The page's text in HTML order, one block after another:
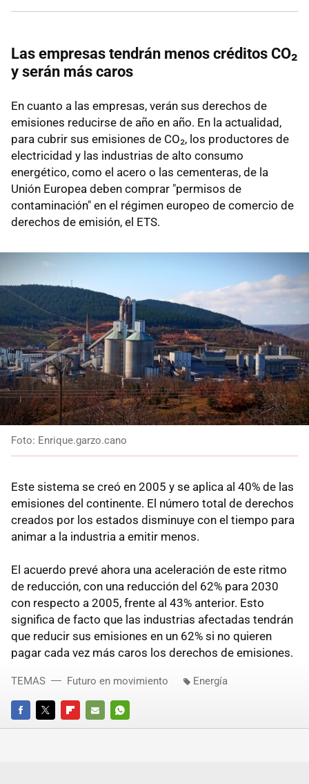
Las empresas tendrán menos créditos CO₂
y serán más caros
En cuanto a las empresas, verán sus derechos de
emisiones reducirse de año en año. En la actualidad,
para cubrir sus emisiones de CO₂, los productores de
electricidad y las industrias de alto consumo
energético, como el acero o las cementeras, de la
Unión Europea deben comprar "permisos de
contaminación" en el régimen europeo de comercio de
derechos de emisión, el ETS.
Foto: Enrique.garzo.cano
Este sistema se creó en 2005 y se aplica al 40% de las
emisiones del continente. El número total de derechos
creados por los estados disminuye con el tiempo para
animar a la industria a emitir menos.
El acuerdo prevé ahora una aceleración de este ritmo
de reducción, con una reducción del 62% para 2030
con respecto a 2005, frente al 43% anterior. Esto
significa de facto que las industrias afectadas tendrán
que reducir sus emisiones en un 62% si no quieren
pagar cada vez más caros los derechos de emisiones.
FACEBOOKTWITTERFLIPBOARD
E-
WHATSAPP
TEMAS Futuro en movimiento Energía